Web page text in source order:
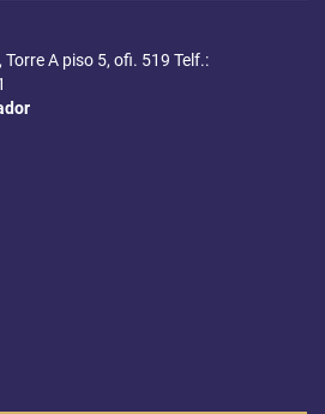
Torre A piso 5, ofi. 519 Telf.: